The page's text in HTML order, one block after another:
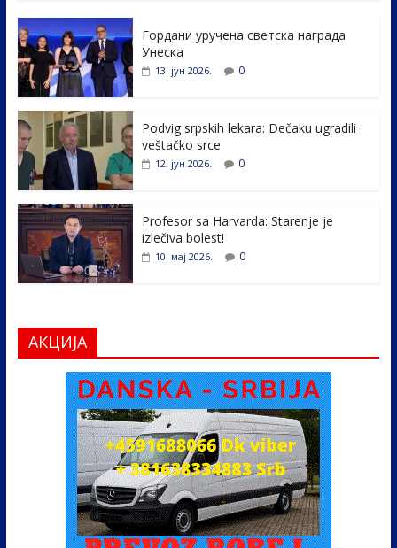
e
b
o
o
k
itt
er e
dI
e
Гордани уручена светска награда
Унеска
13. јун 2026. 0
Podvig srpskih lekara: Dečaku ugradili
veštačko srce
12. јун 2026. 0
Profesor sa Harvarda: Starenje je
izlečiva bolest!
10. мај 2026. 0
АКЦИЈА